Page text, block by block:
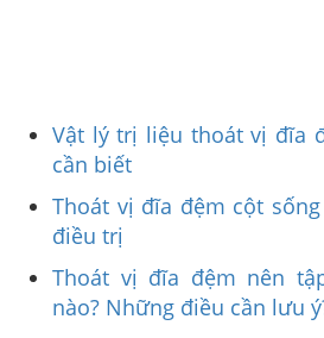
Vật lý trị liệu thoát vị đĩa
cần biết
Thoát vị đĩa đệm cột
điều trị
Thoát vị đĩa đệm nên
nào? Những điều cần lưu